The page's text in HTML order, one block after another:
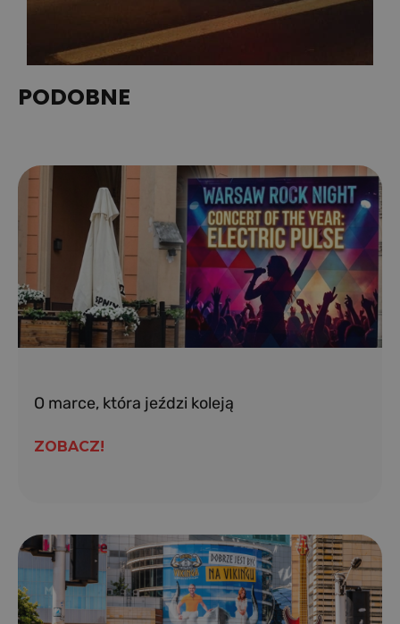
PODOBNE
O marce, która jeździ koleją
ZOBACZ!